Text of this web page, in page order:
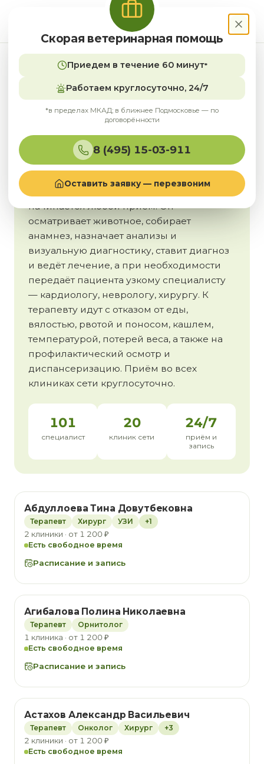
Главная Врачи Терапевт
Ветеринары-терапевты в
Москве
Терапевт — врач первого контакта: с него
начинается любой приём. Он
осматривает животное, собирает
анамнез, назначает анализы и
визуальную диагностику, ставит диагноз
и ведёт лечение, а при необходимости
передаёт пациента узкому специалисту
— кардиологу, неврологу, хирургу. К
терапевту идут с отказом от еды,
вялостью, рвотой и поносом, кашлем,
температурой, потерей веса, а также на
профилактический осмотр и
диспансеризацию. Приём во всех
клиниках сети круглосуточно.
101
специалист
20
клиник сети
24/7
приём и
запись
Абдуллоева Тина Довутбековна
Терапевт Хирург УЗИ +1
2 клиники · от 1 200 ₽
Есть свободное время
Расписание и запись
Агибалова Полина Николаевна
Терапевт Орнитолог
1 клиника · от 1 200 ₽
Есть свободное время
Расписание и запись
Астахов Александр Васильевич
Терапевт Онколог Хирург +3
2 клиники · от 1 200 ₽
Есть свободное время
Скорая ветеринарная помощь
Приедем в течение 60 минут*
Работаем круглосуточно, 24/7
*в пределах МКАД; в ближнее Подмосковье — по
договорённости
8 (495) 15-03-911
Оставить заявку — перезвоним